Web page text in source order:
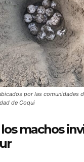
por las comunidades
de Coqui
machos